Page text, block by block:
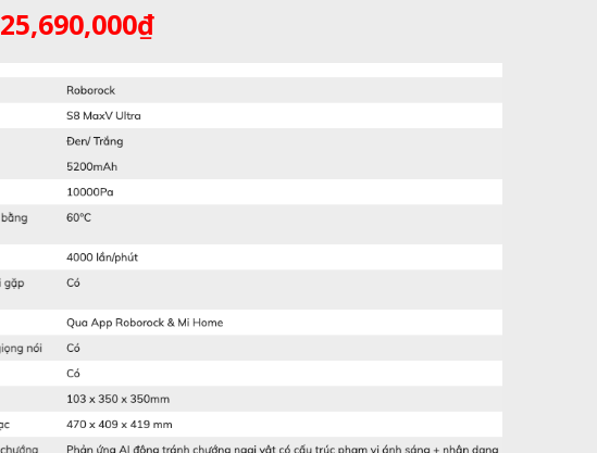
Giá
gốc
28,690,000₫.
25,690,000₫Giá